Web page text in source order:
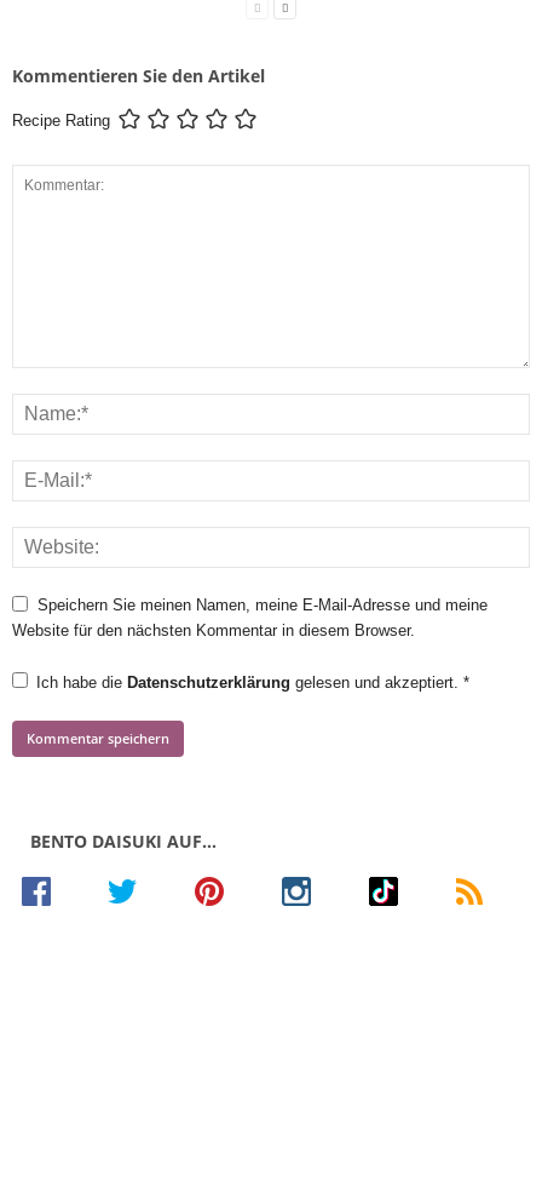
Kommentieren Sie den Artikel
Recipe Rating
Speichern Sie meinen Namen, meine E-Mail-Adresse und meine
Website für den nächsten Kommentar in diesem Browser.
Ich habe die Datenschutzerklärung gelesen und akzeptiert. *
BENTO DAISUKI AUF…